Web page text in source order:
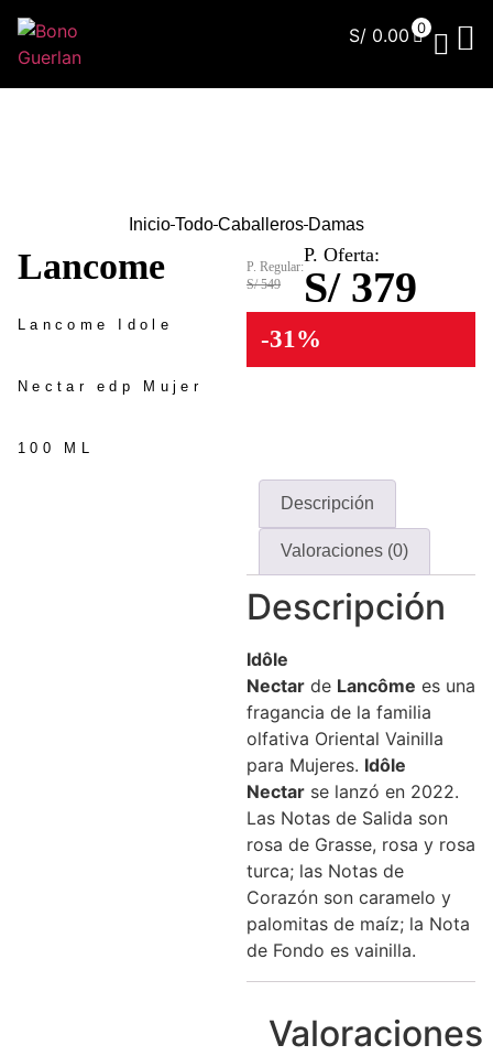
S/ 0.00 0
Inicio Todo Caballeros Damas
Lancome
Lancome Idole
Nectar edp Mujer
100 ML
P. Regular:
S/ 549
P. Oferta:
S/ 379
-31%
Descripción
Valoraciones (0)
Descripción
Idôle
Nectar de Lancôme es una
fragancia de la familia
olfativa Oriental Vainilla
para Mujeres. Idôle
Nectar se lanzó en 2022.
Las Notas de Salida son
rosa de Grasse, rosa y rosa
turca; las Notas de
Corazón son caramelo y
palomitas de maíz; la Nota
de Fondo es vainilla.
Valoraciones